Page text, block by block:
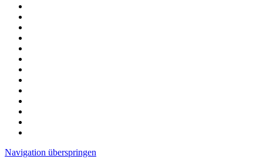
Navigation überspringen